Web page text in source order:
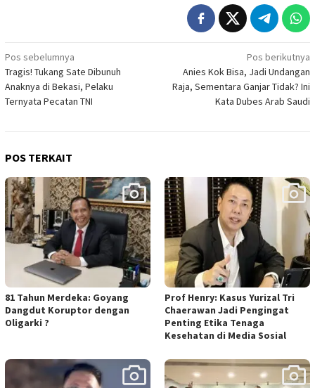
Navigasi
pos
Pos sebelumnya
Tragis! Tukang Sate Dibunuh
Anaknya di Bekasi, Pelaku
Ternyata Pecatan TNI
Pos berikutnya
Anies Kok Bisa, Jadi Undangan
Raja, Sementara Ganjar Tidak? Ini
Kata Dubes Arab Saudi
POS TERKAIT
81 Tahun Merdeka: Goyang
Dangdut Koruptor dengan
Oligarki ?
Prof Henry: Kasus Yurizal Tri
Chaerawan Jadi Pengingat
Penting Etika Tenaga
Kesehatan di Media Sosial